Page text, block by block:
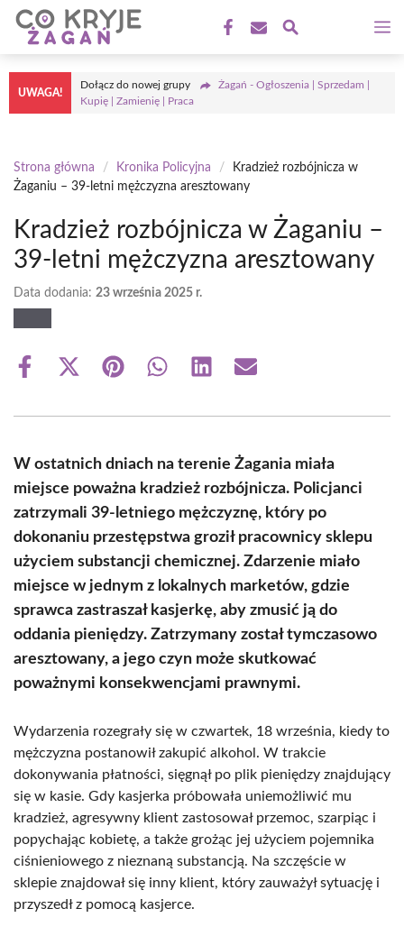
Przejdź
treści
UWAGA!
Dołącz do nowej grupy
Żagań - Ogłoszenia | Sprzedam |
Kupię | Zamienię | Praca
Strona główna / Kronika Policyjna /
Kradzież rozbójnicza w
Żaganiu – 39-letni mężczyzna aresztowany
Kradzież rozbójnicza w Żaganiu –
39-letni mężczyzna aresztowany
Data dodania: 23 września 2025 r.
Share
Share
(Twitter)
Share Share Share Share
W ostatnich dniach na terenie Żagania miała
miejsce poważna kradzież rozbójnicza. Policjanci
zatrzymali 39-letniego mężczyznę, który po
dokonaniu przestępstwa groził pracownicy sklepu
użyciem substancji chemicznej. Zdarzenie miało
miejsce w jednym z lokalnych marketów, gdzie
sprawca zastraszał kasjerkę, aby zmusić ją do
oddania pieniędzy. Zatrzymany został tymczasowo
aresztowany, a jego czyn może skutkować
poważnymi konsekwencjami prawnymi.
Wydarzenia rozegrały się w czwartek, 18 września, kiedy to
mężczyzna postanowił zakupić alkohol. W trakcie
dokonywania płatności, sięgnął po plik pieniędzy znajdujący
się w kasie. Gdy kasjerka próbowała uniemożliwić mu
kradzież, agresywny klient zastosował przemoc, szarpiąc i
popychając kobietę, a także grożąc jej użyciem pojemnika
ciśnieniowego z nieznaną substancją. Na szczęście w
sklepie znajdował się inny klient, który zauważył sytuację i
przyszedł z pomocą kasjerce.